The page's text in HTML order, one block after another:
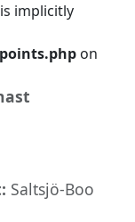
implicitly
on
Saltsjö-Boo